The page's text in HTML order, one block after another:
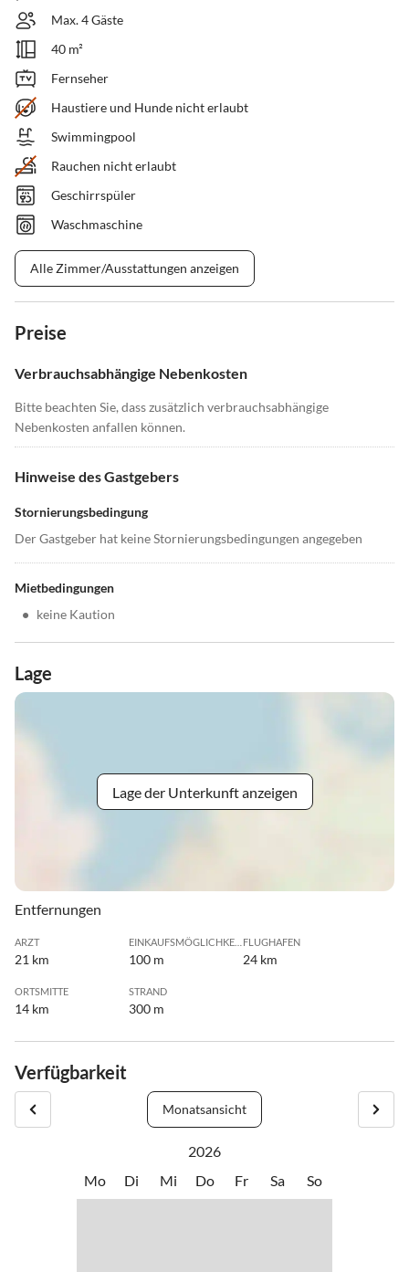
Max. 4 Gäste
40 m²
Fernseher
Haustiere und Hunde nicht erlaubt
Swimmingpool
Rauchen nicht erlaubt
Geschirrspüler
Waschmaschine
Alle Zimmer/Ausstattungen anzeigen
Preise
Verbrauchsabhängige Nebenkosten
Bitte beachten Sie, dass zusätzlich verbrauchsabhängige
Nebenkosten anfallen können.
Hinweise des Gastgebers
Stornierungsbedingung
Der Gastgeber hat keine Stornierungsbedingungen angegeben
Mietbedingungen
• keine Kaution
Lage
Lage der Unterkunft anzeigen
Entfernungen
ARZT
21 km
EINKAUFSMÖGLICHKEIT
100 m
FLUGHAFEN
24 km
ORTSMITTE
14 km
STRAND
300 m
Verfügbarkeit
Monatsansicht
2026
Mo
Di Mi Do Fr Sa So